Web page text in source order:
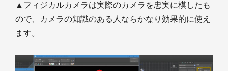
▲フィジカルカメラは実際のカメラを忠実に模したも
ので、カメラの知識のある人ならかなり効果的に使え
ます。